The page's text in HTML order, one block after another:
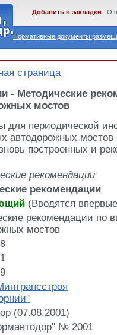
Нормативные документы
Добавить в закладки О
страница
- Методические
мостов
для периодической
автодорожных
построенных и
рекомендации
рекомендации
(Вводятся
рекомендации по
мостов
(07.08.2001)
№ 2001